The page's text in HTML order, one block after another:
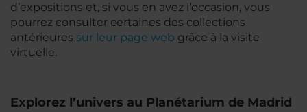
d’expositions et, si vous en avez l’occasion, vous
pourrez consulter certaines des collections
antérieures sur leur page web grâce à la visite
virtuelle.
Explorez l’univers au Planétarium de Madrid